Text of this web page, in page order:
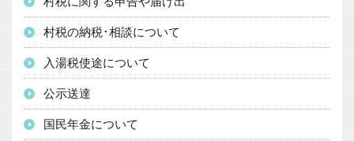
村税の納税･相談について
入湯税使途について
公示送達
国民年金について